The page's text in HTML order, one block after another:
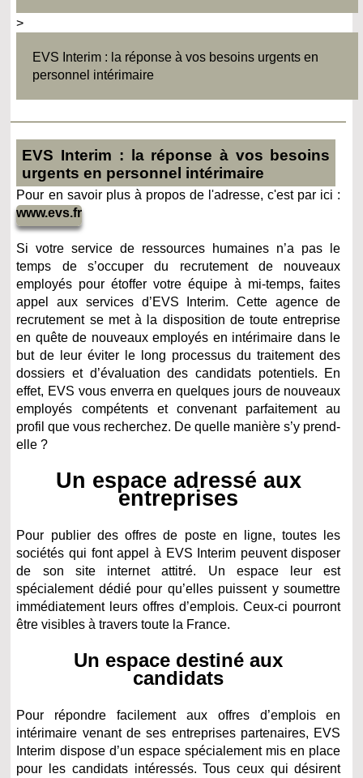
>
EVS Interim : la réponse à vos besoins urgents en
personnel intérimaire
EVS Interim : la réponse à vos besoins
urgents en personnel intérimaire
Pour en savoir plus à propos de l'adresse, c'est par ici :
www.evs.fr
Si votre service de ressources humaines n’a pas le
temps de s’occuper du recrutement de nouveaux
employés pour étoffer votre équipe à mi-temps, faites
appel aux services d’EVS Interim. Cette agence de
recrutement se met à la disposition de toute entreprise
en quête de nouveaux employés en intérimaire dans le
but de leur éviter le long processus du traitement des
dossiers et d’évaluation des candidats potentiels. En
effet, EVS vous enverra en quelques jours de nouveaux
employés compétents et convenant parfaitement au
profil que vous recherchez. De quelle manière s’y prend-
elle ?
Un espace adressé aux
entreprises
Pour publier des offres de poste en ligne, toutes les
sociétés qui font appel à EVS Interim peuvent disposer
de son site internet attitré. Un espace leur est
spécialement dédié pour qu’elles puissent y soumettre
immédiatement leurs offres d’emplois. Ceux-ci pourront
être visibles à travers toute la France.
Un espace destiné aux
candidats
Pour répondre facilement aux offres d’emplois en
intérimaire venant de ses entreprises partenaires, EVS
Interim dispose d’un espace spécialement mis en place
pour les candidats intéressés. Tous ceux qui désirent